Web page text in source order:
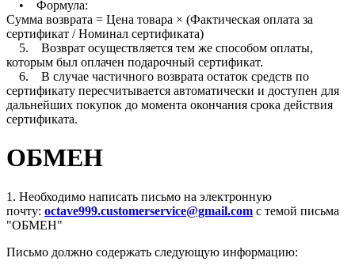
• Формула:
Сумма возврата = Цена товара × (Фактическая оплата за
сертификат / Номинал сертификата)
5. Возврат осуществляется тем же способом оплаты,
которым был оплачен подарочный сертификат.
6. В случае частичного возврата остаток средств по
сертификату пересчитывается автоматически и доступен для
дальнейших покупок до момента окончания срока действия
сертификата.
ОБМЕН
1. Необходимо написать письмо на электронную
почту: octave999.customerservice@gmail.com с темой письма
"ОБМЕН"
Письмо должно содержать следующую информацию: